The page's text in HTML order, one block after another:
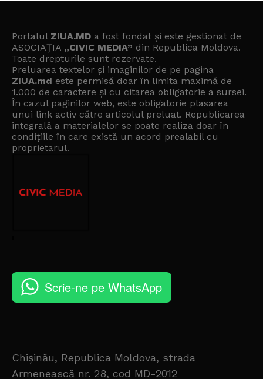
Portalul ZIUA.MD a fost fondat și este gestionat de
ASOCIAȚIA „CIVIC MEDIA” din Republica Moldova.
Toate drepturile sunt rezervate.
Preluarea textelor și imaginilor de pe pagina
ZIUA.md este permisă doar în limita maximă de
1.000 de caractere și cu citarea obligatorie a sursei.
În cazul paginilor web, este obligatorie plasarea
unui link activ către articolul preluat. Republicarea
integrală a materialelor se poate realiza doar în
condițiile în care există un acord prealabil cu
proprietarul.
Scrie-ne pe WhatsApp
Chișinău, Republica Moldova, strada
Armenească nr. 28, cod MD-2012